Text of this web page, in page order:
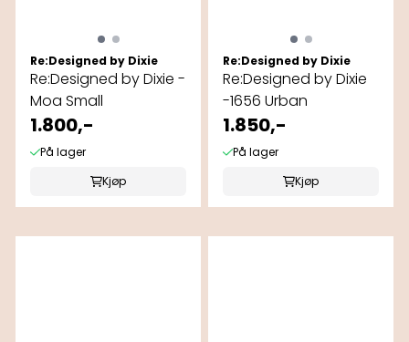
Re:Designed by Dixie
Re:Designed by Dixie -
Moa Small
1.800,-
På lager
Kjøp
Re:Designed by Dixie
Re:Designed by Dixie
-1656 Urban
1.850,-
På lager
Kjøp